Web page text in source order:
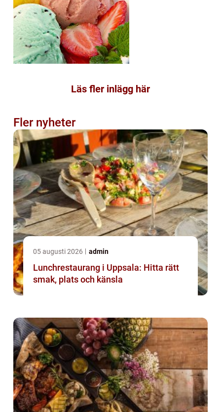
Läs fler inlägg här
Fler nyheter
05 augusti 2026 admin
Lunchrestaurang i Uppsala: Hitta rätt
smak, plats och känsla